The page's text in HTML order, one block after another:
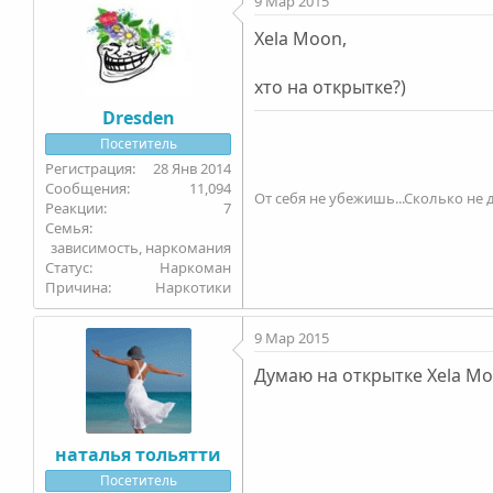
Dresden
Посетитель
28 Янв 2014
11,094
7
Семья
зависимость, наркомания
Статус
Наркоман
Причина
Наркотики
Xela Moon,
хто на открытке?)
От себя не убежишь...Сколько не
наталья тольятти
Посетитель
9 Мар 2015
Думаю на открытке Xela